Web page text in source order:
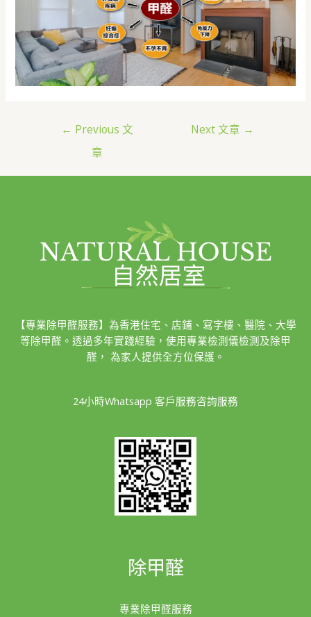
← Previous 文
章
Next 文章 →
【專業除甲醛服務】為香港住宅、店鋪、寫字樓、醫院、大學
等除甲醛。透過多年實踐經驗，使用專業檢測儀檢測及除甲
醛， 為家人提供全方位保護。
24小時Whatsapp 客戶服務咨詢服務
除甲醛
專業除甲醛服務